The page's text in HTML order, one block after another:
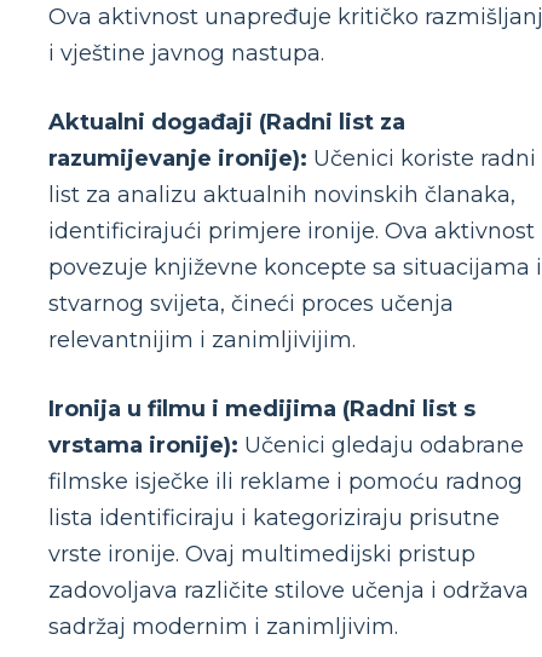
Ova aktivnost unapređuje kritičko
i vještine javnog nastupa.
Aktualni događaji (Radni list za
razumijevanje ironije): Učenici koriste radni
list za analizu aktualnih novinskih članaka,
identificirajući primjere ironije. Ova aktivnost
povezuje književne koncepte sa situacijama
stvarnog svijeta, čineći proces učenja
relevantnijim i zanimljivijim.
Ironija u filmu i medijima (Radni list s
vrstama ironije): Učenici gledaju odabrane
filmske isječke ili reklame i pomoću radnog
lista identificiraju i kategoriziraju prisutne
vrste ironije. Ovaj multimedijski pristup
zadovoljava različite stilove učenja i održava
sadržaj modernim i zanimljivim.